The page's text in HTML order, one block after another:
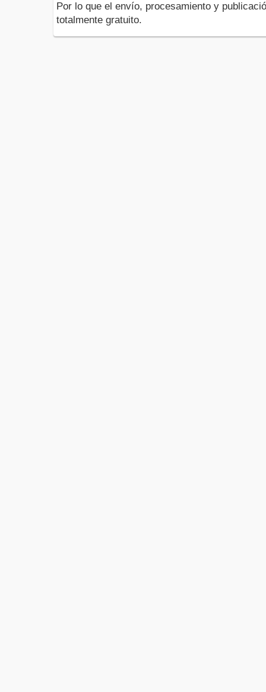
Por lo que el envío, procesamiento y
totalmente gratuito.